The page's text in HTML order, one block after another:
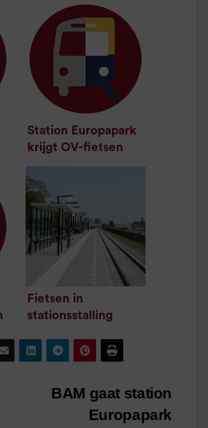
Station Europapark
krijgt OV-fietsen
/1minuut leestijd
Fietsen in
stationsstalling
/ minuut leestijd
BAM gaat station
Europapark